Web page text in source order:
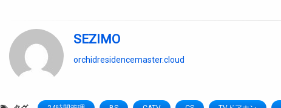
SEZIMO
orchidresidencemaster.cloud